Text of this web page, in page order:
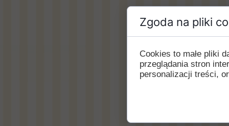
Zgoda na pliki
Cookies to małe pliki
przeglądania stron
personalizacji treści,